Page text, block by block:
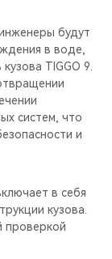
будут
в воде,
TIGGO 9.
систем, что
и
в себя
кузова.
проверкой